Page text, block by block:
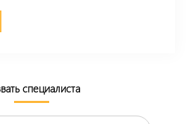
специалиста